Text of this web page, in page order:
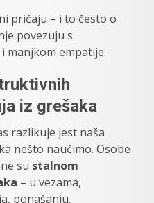
pričaju – i to često o
povezuju s
manjkom empatije.
iz grešaka
razlikuje jest naša
nešto naučimo. Osobe
su stalnom
– u vezama,
ponašanju.